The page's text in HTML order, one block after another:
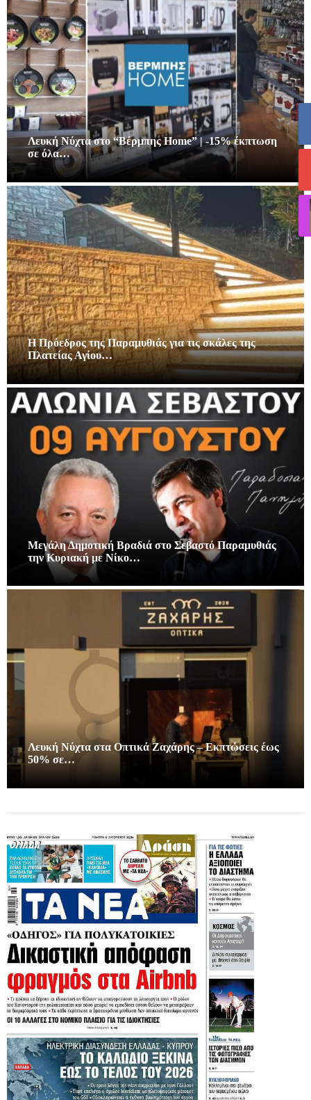
Λευκή Νύχτα στο “Βέρμπης Home” | -15% έκπτωση
σε όλα…
Η Πρόεδρος της Παραμυθιάς για τις σκάλες της
Πλατείας Αγίου…
Μεγάλη Δημοτική Βραδιά στο Σεβαστό Παραμυθιάς
την Κυριακή με Νίκο…
Λευκή Νύχτα στα Οπτικά Ζαχάρης – Εκπτώσεις έως
50% σε…